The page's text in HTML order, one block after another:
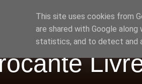
This site uses cookies from
are shared with Google
statistics, and to detect and